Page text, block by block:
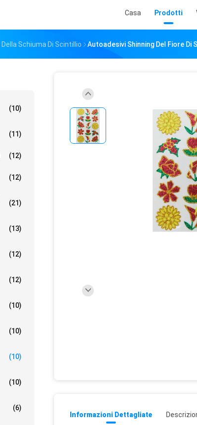
Casa Prodotti
Schiuma Di Scintillio Autoadesivi Shinning Del Fiore Di
(10)
(11)
(12)
(12)
(21)
(13)
(12)
(12)
(10)
(10)
(10)
(10)
(6)
Informazioni Dettagliate